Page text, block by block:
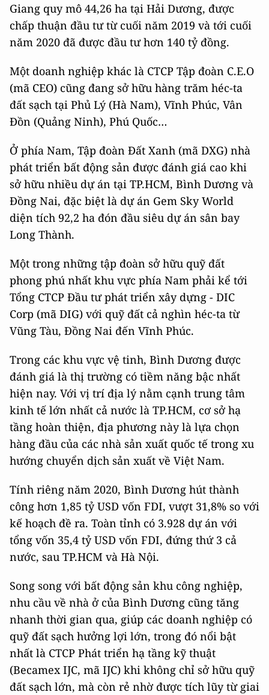
Giang quy mô 44,26 ha tại Hải Dương, được
chấp thuận đầu tư từ cuối năm 2019 và tới cuối
năm 2020 đã được đầu tư hơn 140 tỷ đồng.
Một doanh nghiệp khác là CTCP Tập đoàn C.E.O
(mã CEO) cũng đang sở hữu hàng trăm héc-ta
đất sạch tại Phủ Lý (Hà Nam), Vĩnh Phúc, Vân
Đồn (Quảng Ninh), Phú Quốc…
Ở phía Nam, Tập đoàn Đất Xanh (mã DXG) nhà
phát triển bất động sản được đánh giá cao khi
sở hữu nhiều dự án tại TP.HCM, Bình Dương và
Đồng Nai, đặc biệt là dự án Gem Sky World
diện tích 92,2 ha đón đầu siêu dự án sân bay
Long Thành.
Một trong những tập đoàn sở hữu quỹ đất
phong phú nhất khu vực phía Nam phải kể tới
Tổng CTCP Đầu tư phát triển xây dựng - DIC
Corp (mã DIG) với quỹ đất cả nghìn héc-ta từ
Vũng Tàu, Đồng Nai đến Vĩnh Phúc.
Trong các khu vực vệ tinh, Bình Dương được
đánh giá là thị trường có tiềm năng bậc nhất
hiện nay. Với vị trí địa lý nằm cạnh trung tâm
kinh tế lớn nhất cả nước là TP.HCM, cơ sở hạ
tầng hoàn thiện, địa phương này là lựa chọn
hàng đầu của các nhà sản xuất quốc tế trong xu
hướng chuyển dịch sản xuất về Việt Nam.
Tính riêng năm 2020, Bình Dương hút thành
công hơn 1,85 tỷ USD vốn FDI, vượt 31,8% so với
kế hoạch đề ra. Toàn tỉnh có 3.928 dự án với
tổng vốn 35,4 tỷ USD vốn FDI, đứng thứ 3 cả
nước, sau TP.HCM và Hà Nội.
Song song với bất động sản khu công nghiệp,
nhu cầu về nhà ở của Bình Dương cũng tăng
nhanh thời gian qua, giúp các doanh nghiệp có
quỹ đất sạch hưởng lợi lớn, trong đó nổi bật
nhất là CTCP Phát triển hạ tầng kỹ thuật
(Becamex IJC, mã IJC) khi không chỉ sở hữu quỹ
đất sạch lớn, mà còn rẻ nhờ được tích lũy từ giai